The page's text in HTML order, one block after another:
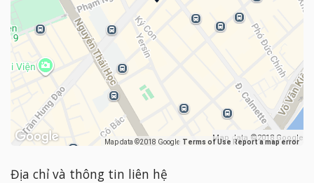
Map data ©2018 Google Map data ©2018 Google
Terms of Use Report a map error
Địa chỉ và thông tin liên hệ